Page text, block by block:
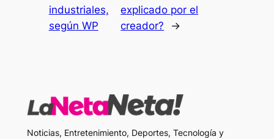
industriales,
según WP
explicado por el
creador?
→
Noticias, Entretenimiento, Deportes, Tecnología y